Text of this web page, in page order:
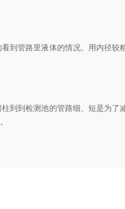
到管路里液体的情况。用内径
到到检测池的管路细、短是为